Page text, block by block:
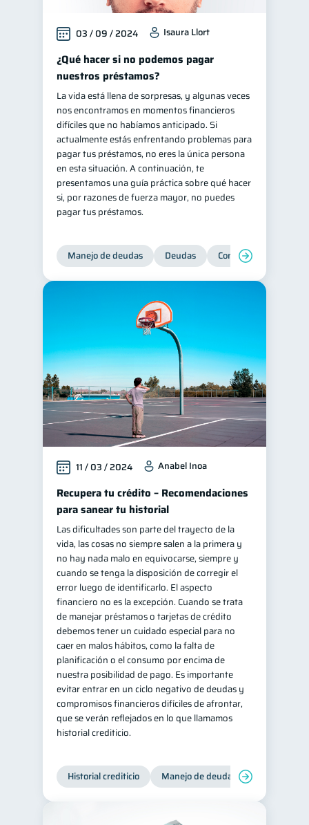
03 / 09 / 2024 Isaura Llort
¿Qué hacer si no podemos pagar
nuestros préstamos?
La vida está llena de sorpresas, y algunas veces
nos encontramos en momentos financieros
difíciles que no habíamos anticipado. Si
actualmente estás enfrentando problemas para
pagar tus préstamos, no eres la única persona
en esta situación. A continuación, te
presentamos una guía práctica sobre qué hacer
si, por razones de fuerza mayor, no puedes
pagar tus préstamos.
Manejo de deudas Deudas Control de deudas
11 / 03 / 2024 Anabel Inoa
Recupera tu crédito – Recomendaciones
para sanear tu historial
Las dificultades son parte del trayecto de la
vida, las cosas no siempre salen a la primera y
no hay nada malo en equivocarse, siempre y
cuando se tenga la disposición de corregir el
error luego de identificarlo. El aspecto
financiero no es la excepción. Cuando se trata
de manejar préstamos o tarjetas de crédito
debemos tener un cuidado especial para no
caer en malos hábitos, como la falta de
planificación o el consumo por encima de
nuestra posibilidad de pago. Es importante
evitar entrar en un ciclo negativo de deudas y
compromisos financieros difíciles de afrontar,
que se verán reflejados en lo que llamamos
historial crediticio.
Historial crediticio Manejo de deudas